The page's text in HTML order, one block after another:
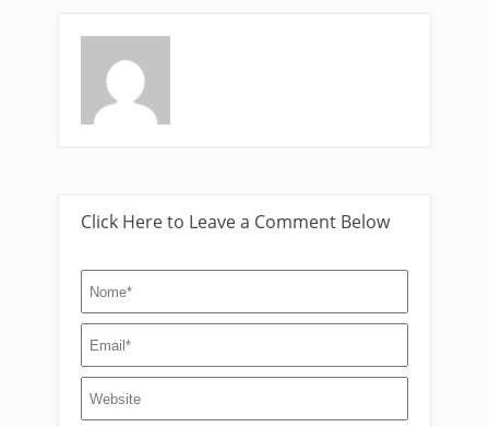
Click Here to Leave a Comment Below